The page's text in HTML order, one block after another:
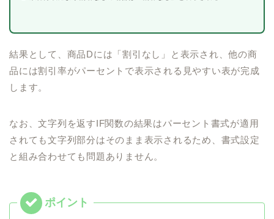
結果として、商品Dには「割引なし」と表示され、他の商
品には割引率がパーセントで表示される見やすい表が完成
します。
なお、文字列を返すIF関数の結果はパーセント書式が適用
されても文字列部分はそのまま表示されるため、書式設定
と組み合わせても問題ありません。